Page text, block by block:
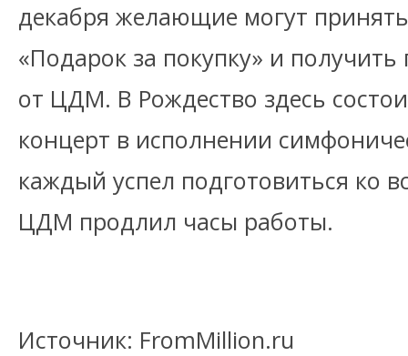
декабря желающие могут
«Подарок за покупку» и
от ЦДМ. В Рождество здесь
концерт в исполнении
каждый успел подготовиться ко
ЦДМ продлил часы работы.
Источник: FromMillion.ru